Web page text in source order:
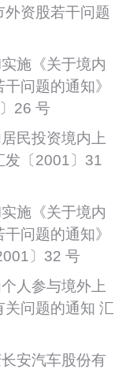
资股若干问题
施《关于境内
问题的通知》
26 号
民投资境内上
发〔2001〕31
施《关于境内
问题的通知》
〕32 号
人参与境外上
问题的通知 汇
安汽车股份有